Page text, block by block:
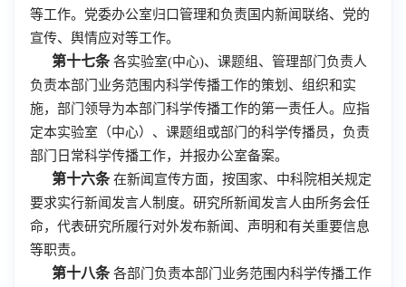
等工作。党委办公室归口管理和负责国内新闻联络、党的
宣传、舆情应对等工作。
第十七条各实验室(中心)、课题组、管理部门负责人
负责本部门业务范围内科学传播工作的策划、组织和实
施，部门领导为本部门科学传播工作的第一责任人。应指
定本实验室（中心）、课题组或部门的科学传播员，负责
部门日常科学传播工作，并报办公室备案。
第十六条在新闻宣传方面，按国家、中科院相关规定
要求实行新闻发言人制度。研究所新闻发言人由所务会任
命，代表研究所履行对外发布新闻、声明和有关重要信息
等职责。
第十八条各部门负责本部门业务范围内科学传播工作